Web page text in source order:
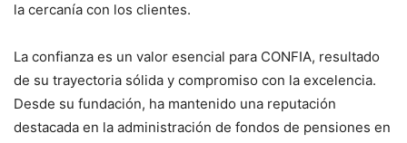
la cercanía con los clientes.
La confianza es un valor esencial para CONFIA, resultado
de su trayectoria sólida y compromiso con la excelencia.
Desde su fundación, ha mantenido una reputación
destacada en la administración de fondos de pensiones en